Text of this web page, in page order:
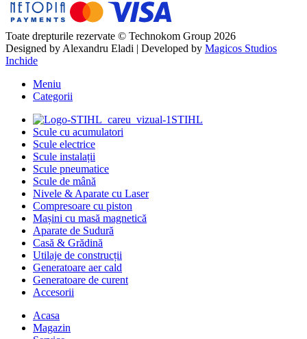
Toate drepturile rezervate © Technokom Group 2026
Designed by Alexandru Eladi | Developed by Magicos Studios
Inchide
Meniu
Categorii
STIHL
Scule cu acumulatori
Scule electrice
Scule instalații
Scule pneumatice
Scule de mână
Nivele & Aparate cu Laser
Compresoare cu piston
Mașini cu masă magnetică
Aparate de Sudură
Casă & Grădină
Utilaje de construcții
Generatoare aer cald
Generatoare de curent
Accesorii
Acasa
Magazin